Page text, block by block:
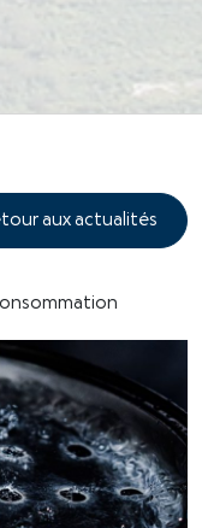
aux actualités